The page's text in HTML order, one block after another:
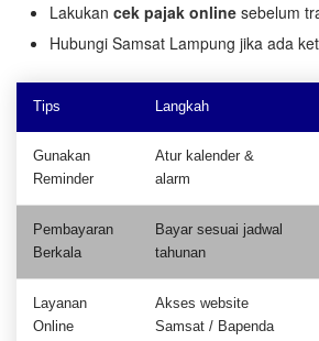
Lakukan cek pajak online sebelum
Hubungi Samsat Lampung jika ada
Tips Langkah
Gunakan
Reminder
Atur kalender &
alarm
Pembayaran
Berkala
Bayar sesuai jadwal
tahunan
Layanan
Online
Akses website
Samsat / Bapenda